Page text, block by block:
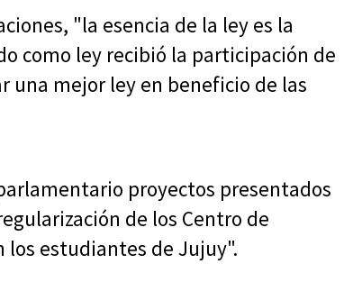
"la esencia de la ley es la
como ley recibió la participación de
una mejor ley en beneficio de las
proyectos presentados
de los Centro de
estudiantes de Jujuy".